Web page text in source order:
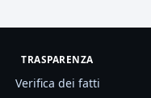
TRASPARENZA
Verifica dei fatti